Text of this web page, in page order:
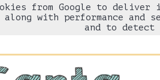
HOME Chi sono
from Google to
along with performance
and to detect